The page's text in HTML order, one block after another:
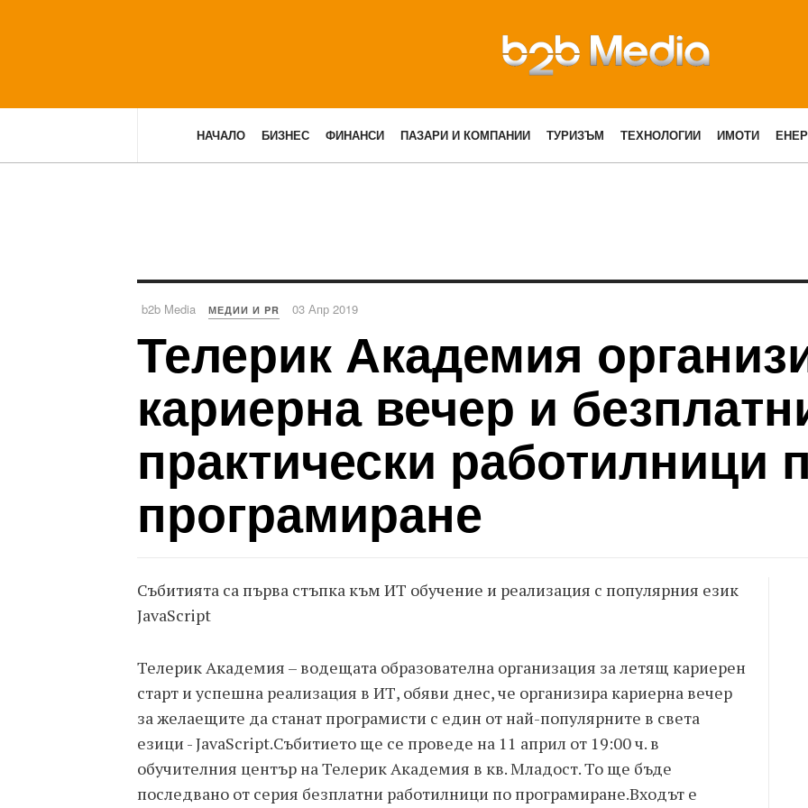
НАЧАЛО БИЗНЕС ФИНАНСИ ПАЗАРИ И КОМПАНИИ ТУРИЗЪМ ТЕХНОЛОГИИ ИМОТИ
b2b Media МЕДИИ И PR 03 Апр 2019
Телерик Академия
кариерна вечер и
практически работилници
програмиране
Събитията са първа стъпка към ИТ обучение и реализация с популярния език
JavaScript
Телерик Академия – водещата образователна организация за летящ кариерен
старт и успешна реализация в ИТ, обяви днес, че организира кариерна вечер
за желаещите да станат програмисти с един от най-популярните в света
езици - JavaScript.Събитието ще се проведе на 11 април от 19:00 ч. в
обучителния център на Телерик Академия в кв. Младост. То ще бъде
последвано от серия безплатни работилници по програмиране.Входът е